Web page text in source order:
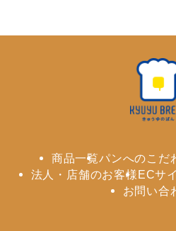
商品一覧パンへのこだ
法人・店舗のお客様ECサ
お問い合